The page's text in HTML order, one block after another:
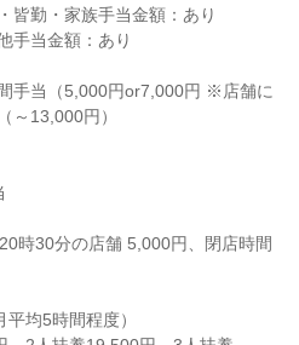
皆勤・家族手当金額：あり
手当金額：あり
手当（5,000円or7,000円 ※店舗に
～13,000円）
時30分の店舗 5,000円、閉店時間
均5時間程度）